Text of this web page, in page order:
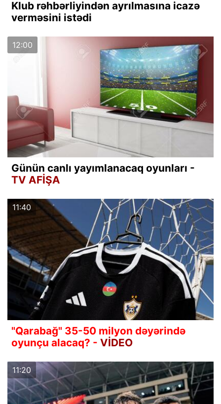
Klub rəhbərliyindən ayrılmasına icazə
verməsini istədi
12:00
Günün canlı yayımlanacaq oyunları -
TV AFİŞA
11:40
"Qarabağ" 35-50 milyon dəyərində
oyunçu alacaq? - VİDEO
11:20